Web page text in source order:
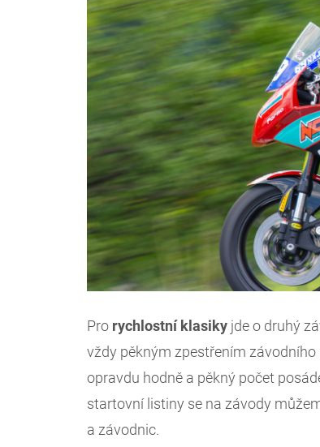
Pro rychlostní klasiky jde o druhý
vždy pěkným zpestřením
opravdu hodně a pěkný počet
startovní listiny se na závody
a závodnic.